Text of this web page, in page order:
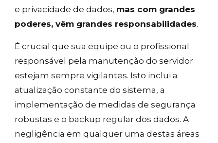
e privacidade de dados, mas com grandes
poderes, vêm grandes responsabilidades.
É crucial que sua equipe ou o profissional
responsável pela manutenção do servidor
estejam sempre vigilantes. Isto inclui a
atualização constante do sistema, a
implementação de medidas de segurança
robustas e o backup regular dos dados. A
negligência em qualquer uma destas áreas